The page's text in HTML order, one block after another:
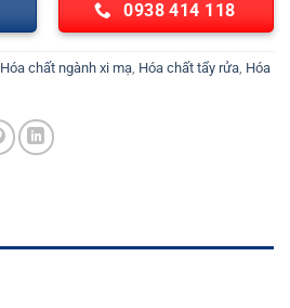
0938 414 118
Hóa chất ngành xi mạ Hóa chất tẩy rửa Hóa